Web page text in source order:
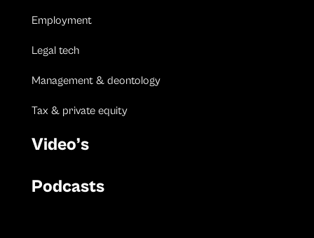
Employment
Legal tech
Management & deontology
Tax & private equity
Video’s
Podcasts